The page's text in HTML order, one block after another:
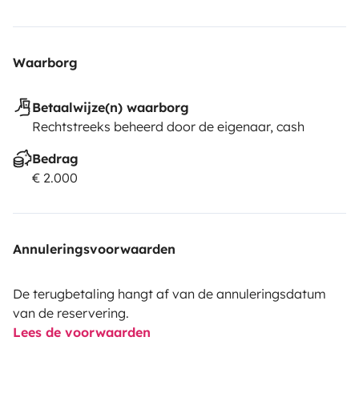
Waarborg
Betaalwijze(n) waarborg
Rechtstreeks beheerd door de eigenaar, cash
Bedrag
€ 2.000
Annuleringsvoorwaarden
De terugbetaling hangt af van de annuleringsdatum
van de reservering.
Lees de voorwaarden